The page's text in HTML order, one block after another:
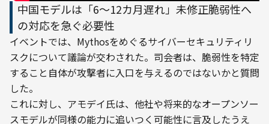
中国モデルは「6〜12カ月遅れ」未修正脆弱性へ
の対応を急ぐ必要性
イベントでは、Mythosをめぐるサイバーセキュリティリ
スクについて議論が交わされた。司会者は、脆弱性を特定
すること自体が攻撃者に入口を与えるのではないかと質問
した。
これに対し、アモデイ氏は、他社や将来的なオープンソー
スモデルが同様の能力に追いつく可能性に言及したうえ